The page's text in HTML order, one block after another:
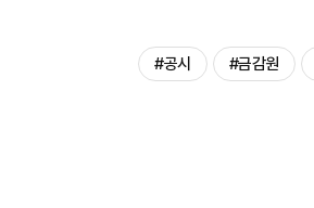
#공시 #금감원